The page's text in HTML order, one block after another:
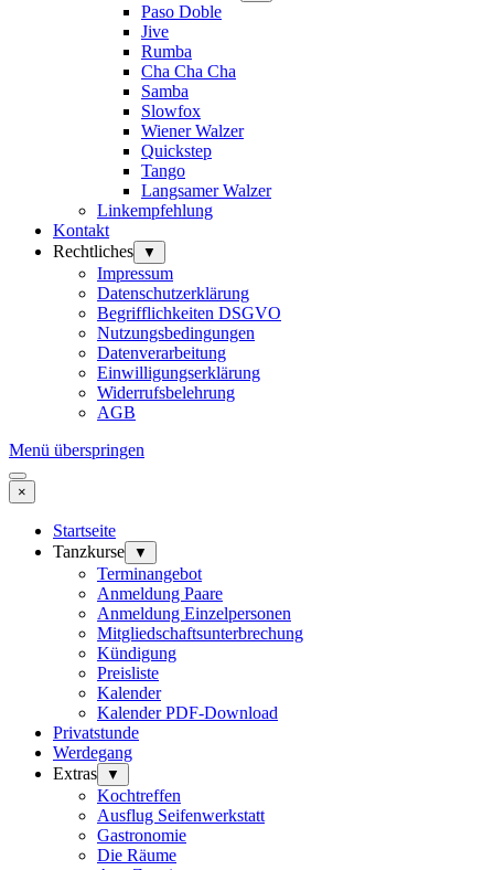
Paso Doble
Jive
Rumba
Cha Cha Cha
Samba
Slowfox
Wiener Walzer
Quickstep
Tango
Langsamer Walzer
Linkempfehlung
Kontakt
Rechtliches
▼
Impressum
Datenschutzerklärung
Begrifflichkeiten DSGVO
Nutzungsbedingungen
Datenverarbeitung
Einwilligungserklärung
Widerrufsbelehrung
AGB
Menü überspringen
×
Startseite
Tanzkurse
▼
Terminangebot
Anmeldung Paare
Anmeldung Einzelpersonen
Mitgliedschaftsunterbrechung
Kündigung
Preisliste
Kalender
Kalender PDF-Download
Privatstunde
Werdegang
Extras
▼
Kochtreffen
Ausflug Seifenwerkstatt
Gastronomie
Die Räume